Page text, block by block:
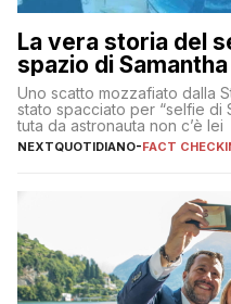
La vera storia del
spazio di
Uno scatto mozzafiato dalla
stato spacciato per “selfie di
tuta da astronauta non c’è lei
NEXTQUOTIDIANO-FACT